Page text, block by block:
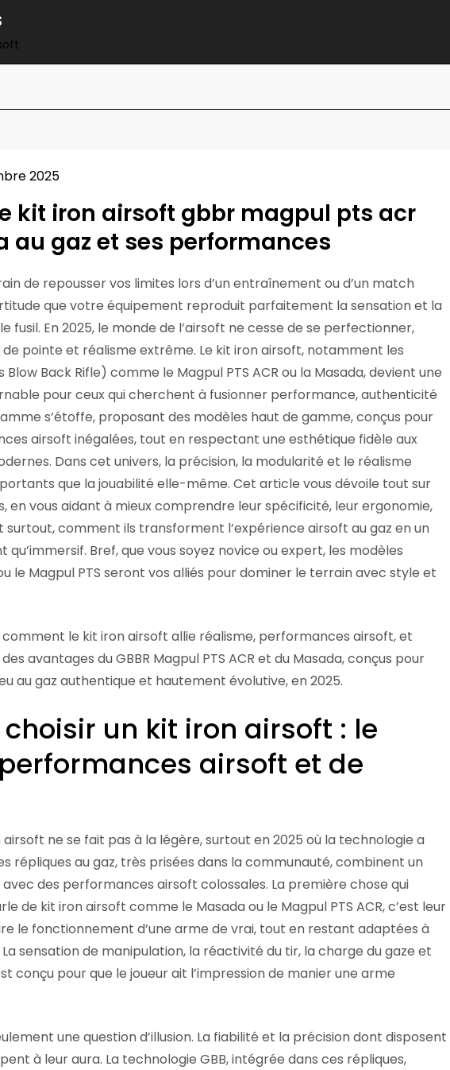
2025
kit iron airsoft gbbr magpul pts acr
au gaz et ses performances
de repousser vos limites lors d’un entraînement ou d’un match
que votre équipement reproduit parfaitement la sensation et la
fusil. En 2025, le monde de l’airsoft ne cesse de se perfectionner,
pointe et réalisme extrême. Le kit iron airsoft, notamment les
Blow Back Rifle) comme le Magpul PTS ACR ou la Masada, devient une
pour ceux qui cherchent à fusionner performance, authenticité
s’étoffe, proposant des modèles haut de gamme, conçus pour
airsoft inégalées, tout en respectant une esthétique fidèle aux
Dans cet univers, la précision, la modularité et le réalisme
que la jouabilité elle-même. Cet article vous dévoile tout sur
en vous aidant à mieux comprendre leur spécificité, leur ergonomie,
comment ils transforment l’expérience airsoft au gaz en un
qu’immersif. Bref, que vous soyez novice ou expert, les modèles
le Magpul PTS seront vos alliés pour dominer le terrain avec style et
le kit iron airsoft allie réalisme, performances airsoft, et
avantages du GBBR Magpul PTS ACR et du Masada, conçus pour
au gaz authentique et hautement évolutive, en 2025.
un kit iron airsoft : le
airsoft et de
airsoft ne se fait pas à la légère, surtout en 2025 où la technologie a
répliques au gaz, très prisées dans la communauté, combinent un
des performances airsoft colossales. La première chose qui
de kit iron airsoft comme le Masada ou le Magpul PTS ACR, c’est leur
le fonctionnement d’une arme de vrai, tout en restant adaptées à
La sensation de manipulation, la réactivité du tir, la charge du gaze et
conçu pour que le joueur ait l’impression de manier une arme
une question d’illusion. La fiabilité et la précision dont disposent
à leur aura. La technologie GBB, intégrée dans ces répliques,